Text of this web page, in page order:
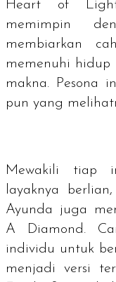
Heart of
memimpin
membiarkan
memenuhi
makna. Pesona
pun yang
Mewakili tiap
layaknya
Ayunda juga
A Diamond.
individu untuk
menjadi versi